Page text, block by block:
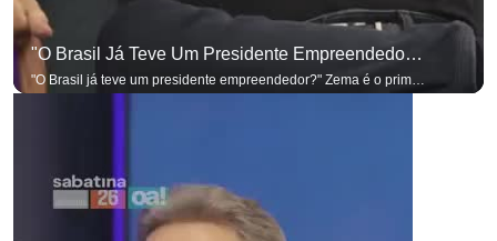
"O Brasil Já Teve Um Presidente Empreendedor?"